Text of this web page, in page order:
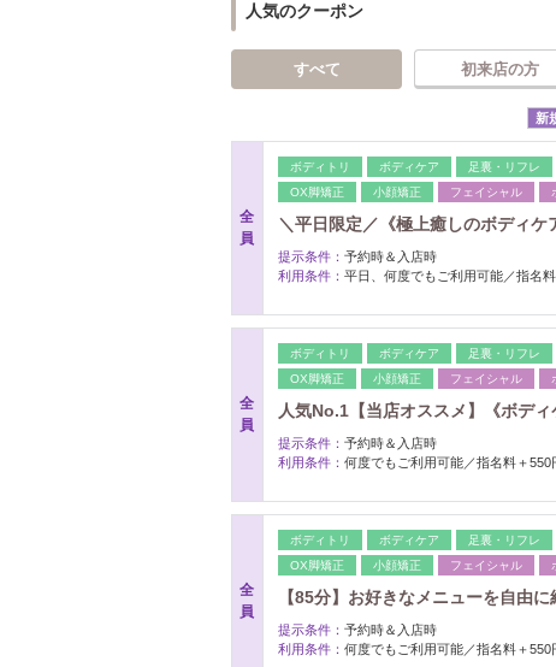
人気のクーポン
すべて 初来店の方
新
全
員
ボディトリ ボディケア 足裏・リフレ
OX脚矯正
小顔矯正 フェイシャル
＼平日限定／《極上癒しのボディ
提示条件： 予約時＆入店時
利用条件： 平日、何度でもご利用可能／指名
全
員
ボディトリ ボディケア 足裏・リフレ
OX脚矯正
小顔矯正 フェイシャル
人気No.1【当店オススメ】《ボデ
提示条件： 予約時＆入店時
利用条件： 何度でもご利用可能／指名料＋550
全
員
ボディトリ ボディケア 足裏・リフレ
OX脚矯正
小顔矯正 フェイシャル
【85分】お好きなメニューを自由
提示条件： 予約時＆入店時
利用条件： 何度でもご利用可能／指名料＋550